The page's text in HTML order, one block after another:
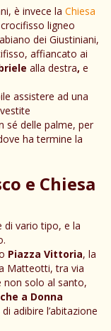
è invece la Chiesa
ligneo
dei Giustiniani,
affiancato ai
alla destra, e
assistere ad una
sé delle palme, per
ha termine la
e Chiesa
di vario tipo, e la
Piazza Vittoria, la
Matteotti, tra via
non solo al santo,
a Donna
adibire l’abitazione